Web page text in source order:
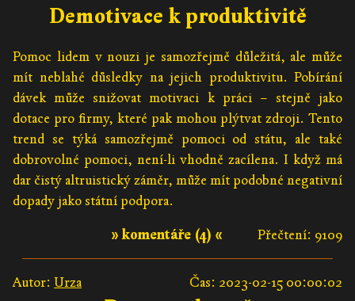
Demotivace k produktivitě
Pomoc lidem v nouzi je samozřejmě důležitá, ale může
mít neblahé důsledky na jejich produktivitu. Pobírání
dávek může snižovat motivaci k práci – stejně jako
dotace pro firmy, které pak mohou plýtvat zdroji. Tento
trend se týká samozřejmě pomoci od státu, ale také
dobrovolné pomoci, není-li vhodně zacílena. I když má
dar čistý altruistický záměr, může mít podobné negativní
dopady jako státní podpora.
Přečtení: 9109
» komentáře (4) «
Autor: Urza Čas: 2023-02-15 00:00:02